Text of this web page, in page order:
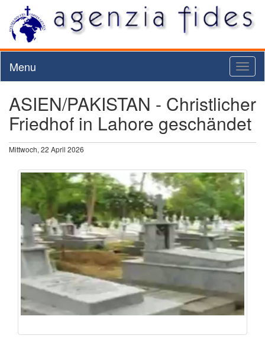
Menu
ASIEN/PAKISTAN - Christlicher
Friedhof in Lahore geschändet
Mittwoch, 22 April 2026